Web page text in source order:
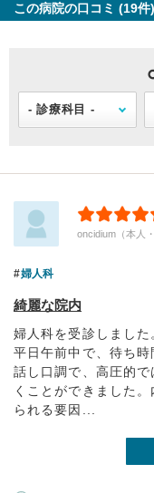
この病院の口コミ (19件)
oncidium（本人
婦人科
綺麗な院内
婦人科を受診しました
平日午前中で、待ち
話し口調で、高圧的
くことができました
られる要因...